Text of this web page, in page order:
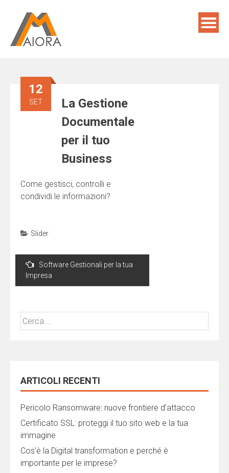
content
12
SET
La Gestione
Documentale
per il tuo
Business
Come gestisci, controlli e
condividi le informazioni?
Slider
Navigazione
articoli
Software Gestionali per la tua
Impresa
Ricerca
per:
ARTICOLI RECENTI
Pericolo Ransomware: nuove frontiere d’attacco
Certificato SSL: proteggi il tuo sito web e la tua
immagine
Cos’è la Digital transformation e perché è
importante per le imprese?